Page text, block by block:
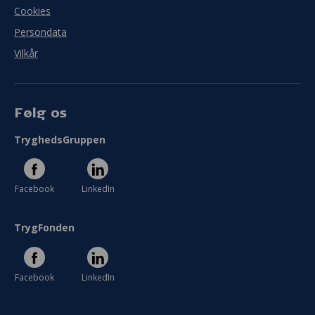
Cookies
Persondata
Vilkår
Følg os
TryghedsGruppen
Facebook LinkedIn
TrygFonden
Facebook LinkedIn